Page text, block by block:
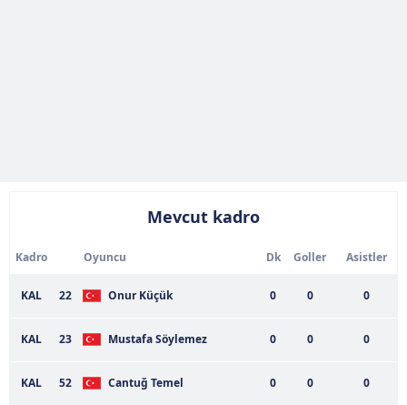
Mevcut kadro
Kadro Oyuncu Dk Goller Asistler
KAL 22 Onur Küçük 0 0 0
KAL 23 Mustafa Söylemez 0 0 0
KAL 52 Cantuğ Temel 0 0 0